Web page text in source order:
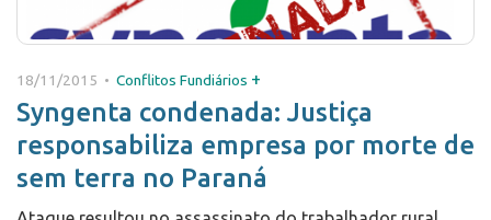
18/11/2015 • Conflitos Fundiários +
Syngenta condenada: Justiça
responsabiliza empresa por morte de
sem terra no Paraná